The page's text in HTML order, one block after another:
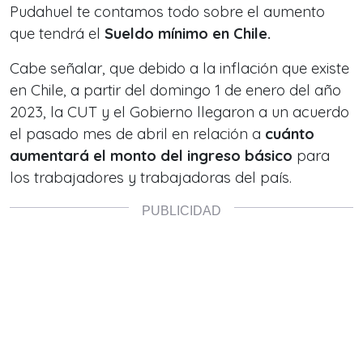
Pudahuel te contamos todo sobre el aumento
que tendrá el Sueldo mínimo en Chile.
Cabe señalar, que debido a la inflación que existe
en Chile, a partir del domingo 1 de enero del año
2023, la CUT y el Gobierno llegaron a un acuerdo
el pasado mes de abril en relación a cuánto
aumentará el monto del ingreso básico para
los trabajadores y trabajadoras del país.